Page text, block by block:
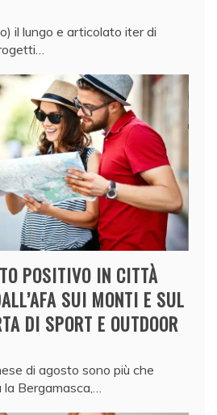
il lungo e articolato iter di
POSITIVO IN CITTÀ
SUI MONTI E SUL
DI SPORT E OUTDOOR
di agosto sono più che
Bergamasca,…